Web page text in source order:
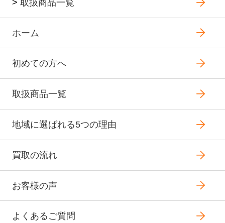
> 取扱商品一覧
ホーム
初めての方へ
取扱商品一覧
地域に選ばれる5つの理由
買取の流れ
お客様の声
よくあるご質問